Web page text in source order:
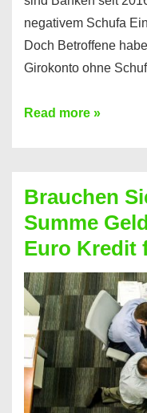
negativem Schufa
Doch Betroffene
Girokonto ohne
Günstiges
Geht
das
überhaupt?
Na
klar!
Read more »
Brauchen
Summe
Euro Kredit